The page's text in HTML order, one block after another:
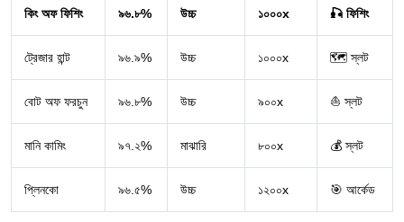
কিং অফ ফিশিং ৯৬.৮% উচ্চ ১০০০x 🎣 ফিশিং
ট্রেজার হান্ট ৯৬.৯% উচ্চ ১০০০x 🗺️ স্লট
বোট অফ ফরচুন ৯৬.৮% উচ্চ ৯০০x ⛵ স্লট
মানি কামিং ৯৭.২% মাঝারি ৮০০x 💰 স্লট
প্লিনকো ৯৬.৫% উচ্চ ১২০০x 🎯 আর্কেড